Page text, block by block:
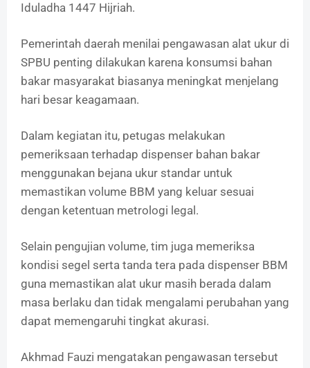
Iduladha 1447 Hijriah.
Pemerintah daerah menilai pengawasan alat ukur di
SPBU penting dilakukan karena konsumsi bahan
bakar masyarakat biasanya meningkat menjelang
hari besar keagamaan.
Dalam kegiatan itu, petugas melakukan
pemeriksaan terhadap dispenser bahan bakar
menggunakan bejana ukur standar untuk
memastikan volume BBM yang keluar sesuai
dengan ketentuan metrologi legal.
Selain pengujian volume, tim juga memeriksa
kondisi segel serta tanda tera pada dispenser BBM
guna memastikan alat ukur masih berada dalam
masa berlaku dan tidak mengalami perubahan yang
dapat memengaruhi tingkat akurasi.
Akhmad Fauzi mengatakan pengawasan tersebut